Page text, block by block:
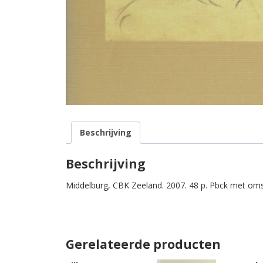
Beschrijving
Beschrijving
Middelburg, CBK Zeeland. 2007. 48 p. Pbck met
Gerelateerde producten